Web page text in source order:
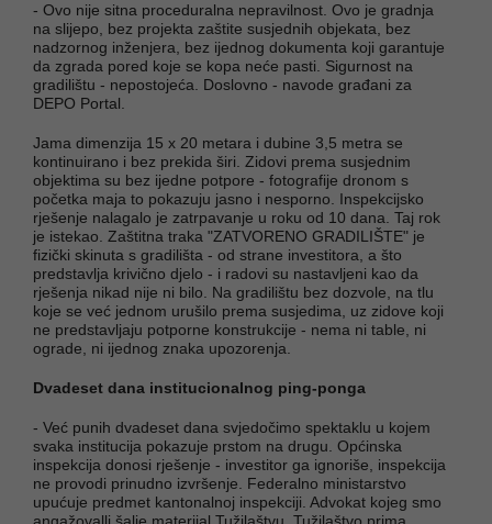
- Ovo nije sitna proceduralna nepravilnost. Ovo je gradnja
na slijepo, bez projekta zaštite susjednih objekata, bez
nadzornog inženjera, bez ijednog dokumenta koji garantuje
da zgrada pored koje se kopa neće pasti. Sigurnost na
gradilištu - nepostojeća. Doslovno - navode građani za
DEPO Portal.
Jama dimenzija 15 x 20 metara i dubine 3,5 metra se
kontinuirano i bez prekida širi. Zidovi prema susjednim
objektima su bez ijedne potpore - fotografije dronom s
početka maja to pokazuju jasno i nesporno. Inspekcijsko
rješenje nalagalo je zatrpavanje u roku od 10 dana. Taj rok
je istekao. Zaštitna traka "ZATVORENO GRADILIŠTE" je
fizički skinuta s gradilišta - od strane investitora, a što
predstavlja krivično djelo - i radovi su nastavljeni kao da
rješenja nikad nije ni bilo. Na gradilištu bez dozvole, na tlu
koje se već jednom urušilo prema susjedima, uz zidove koji
ne predstavljaju potporne konstrukcije - nema ni table, ni
ograde, ni ijednog znaka upozorenja.
Dvadeset dana institucionalnog ping-ponga
- Već punih dvadeset dana svjedočimo spektaklu u kojem
svaka institucija pokazuje prstom na drugu. Općinska
inspekcija donosi rješenje - investitor ga ignoriše, inspekcija
ne provodi prinudno izvršenje. Federalno ministarstvo
upućuje predmet kantonalnoj inspekciji. Advokat kojeg smo